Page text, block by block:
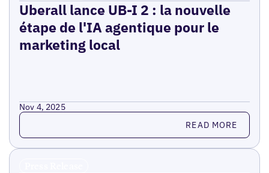
Uberall lance UB-I 2 : la nouvelle
étape de l'IA agentique pour le
marketing local
Nov 4, 2025
Read more READ MORE